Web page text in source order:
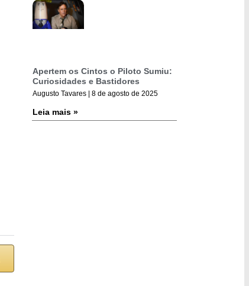
Apertem os Cintos o Piloto Sumiu:
Curiosidades e Bastidores
Augusto Tavares 8 de agosto de 2025
Leia mais »